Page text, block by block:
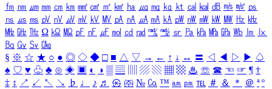
㎙ ㎚ ㎛ ㎜ ㎝ ㎞ ㎟ ㎠ ㎡ ㎢ ㏊ ㎍ ㎎ ㎏ ㏏ ㎈ ㎉ ㏈ ㎧ ㎨ ㎰
㎱ ㎲ ㎳ ㎴ ㎵ ㎶ ㎷ ㎸ ㎹ ㎀ ㎁ ㎂ ㎃ ㎄ ㎺ ㎻ ㎽ ㎾ ㎿ ㎐ ㎑
㎒ ㎓ ㎔ Ω ㏀ ㏁ ㎊ ㎋ ㎌ ㏖ ㏅ ㎭ ㎮ ㎯ ㏛ ㎩ ㎪ ㎫ ㎬ ㏝ ㏐
㏓
㏃ ㏉ ㏜ ㏆
§ ※ ☆ ★ ○ ● ◎ ◇ ◆ □ ■ △ ▽ → ← ↑ ↓ ↔ 〓 ◁ ◀ ▷ ▶ ♤
♠ ♡ ♥ ♧ ♣ ⊙ ◈ ▣ ◐ ◑ ▒ ▤ ▨ ▧ ▦ ▩ ♨ ☏ ☎ ☜ ☞ ¶ †
‡ ↕ ↗ ↙ ↖ ↘ ♭ ♩ ♪ ♬ ㉿ ㈜ № ㏇ ™ ㏂ ㏘ ℡ ＃ ＆ ＊ ＠ ª º